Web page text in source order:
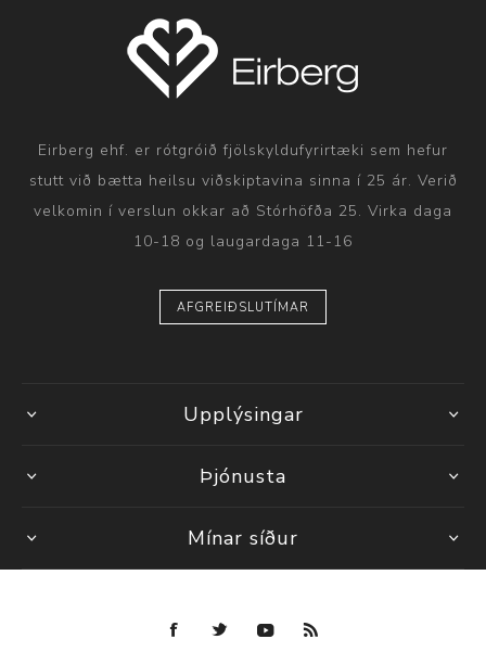
Eirberg ehf. er rótgróið fjölskyldufyrirtæki sem hefur
stutt við bætta heilsu viðskiptavina sinna í 25 ár. Verið
velkomin í verslun okkar að Stórhöfða 25. Virka daga
10-18 og laugardaga 11-16
AFGREIÐSLUTÍMAR
Upplýsingar
Þjónusta
Mínar síður